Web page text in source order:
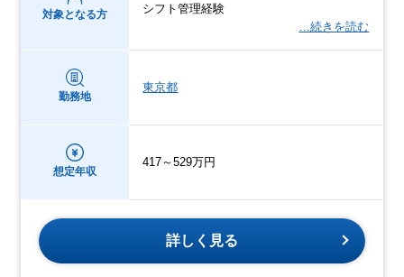
対象となる方
シフト管理経験
…続きを読む
勤務地
東京都
想定年収
417～529万円
詳しく見る